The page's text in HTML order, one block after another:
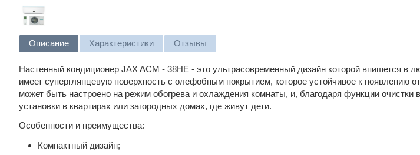
Описание Характеристики Отзывы
Настенный кондиционер JAX ACM - 38HE - это ультрасовременный дизайн которой впишется в
имеет суперглянцевую поверхность с олефобным покрытием, которое устойчивое к появлению
может быть настроено на режим обогрева и охлаждения комнаты, и, благодаря функции очистки
установки в квартирах или загородных домах, где живут дети.
Особенности и преимущества:
Компактный дизайн;